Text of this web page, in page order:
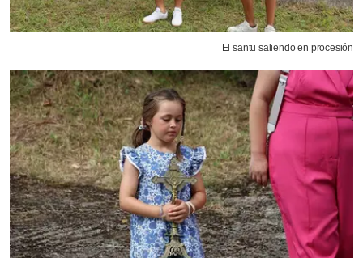
El santu saliendo en procesión